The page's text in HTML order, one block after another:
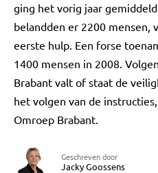
ging het vorig jaar
belandden er 2200 mensen,
eerste hulp. Een forse
1400 mensen in 2008.
Brabant valt of staat de
het volgen van de
Omroep Brabant.
Geschreven door
Jacky Goossens